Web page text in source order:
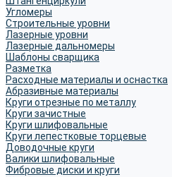
Угломеры
Строительные уровни
Лазерные уровни
Лазерные дальномеры
Шаблоны сварщика
Разметка
Расходные материалы и оснастка
Абразивные материалы
Круги отрезные по металлу
Круги зачистные
Круги шлифовальные
Круги лепестковые торцевые
Доводочные круги
Валики шлифовальные
Фибровые диски и круги